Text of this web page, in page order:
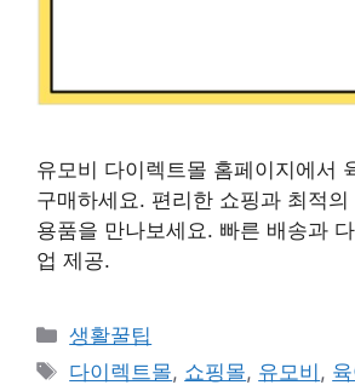
유모비 다이렉트몰 홈페이지에서
구매하세요. 편리한 쇼핑과 최적의
용품을 만나보세요. 빠른 배송과
업 제공.
카
테
생활꿀팁
태
다이렉트몰, 쇼핑몰, 유모비 ,